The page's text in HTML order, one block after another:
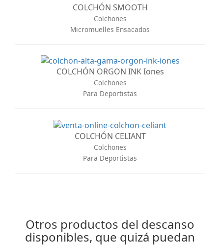
COLCHÓN SMOOTH
Colchones
Micromuelles Ensacados
COLCHÓN ORGON INK Iones
Colchones
Para Deportistas
COLCHÓN CELIANT
Colchones
Para Deportistas
Otros productos del descanso
disponibles, que quizá puedan